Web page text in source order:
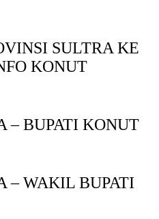
SULTRA KE
KONUT
– BUPATI KONUT
– WAKIL BUPATI